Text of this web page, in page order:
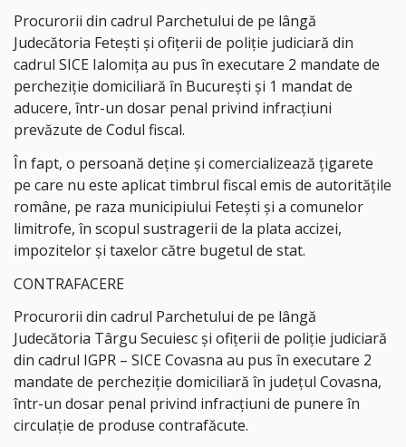
Procurorii din cadrul Parchetului de pe lângă
Judecătoria Fetești și ofițerii de poliție judiciară din
cadrul SICE Ialomița au pus în executare 2 mandate de
percheziție domiciliară în București și 1 mandat de
aducere, într-un dosar penal privind infracțiuni
prevăzute de Codul fiscal.
În fapt, o persoană deţine şi comercializează țigarete
pe care nu este aplicat timbrul fiscal emis de autoritățile
române, pe raza municipiului Feteşti şi a comunelor
limitrofe, în scopul sustragerii de la plata accizei,
impozitelor şi taxelor către bugetul de stat.
CONTRAFACERE
Procurorii din cadrul Parchetului de pe lângă
Judecătoria Târgu Secuiesc și ofițerii de poliție judiciară
din cadrul IGPR – SICE Covasna au pus în executare 2
mandate de percheziție domiciliară în județul Covasna,
într-un dosar penal privind infracțiuni de punere în
circulație de produse contrafăcute.